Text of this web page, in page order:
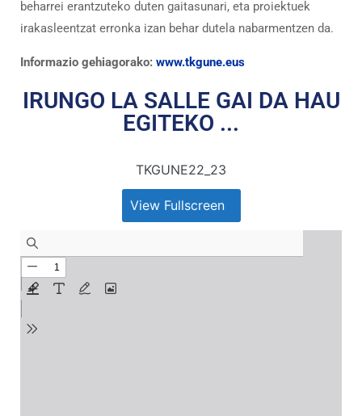
beharrei erantzuteko duten gaitasunari, eta proiektuek
irakasleentzat erronka izan behar dutela nabarmentzen da.
Informazio gehiagorako: www.tkgune.eus
IRUNGO LA SALLE GAI DA HAU
EGITEKO ...
TKGUNE22_23
View Fullscreen